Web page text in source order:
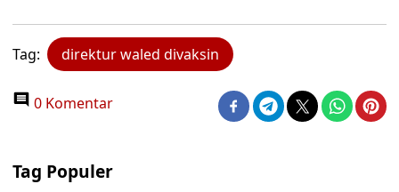
Tag: direktur waled divaksin
0 Komentar
Tag Populer